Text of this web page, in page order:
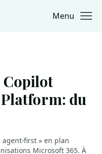
Menu
du
agent-first » en plan
Microsoft 365. À